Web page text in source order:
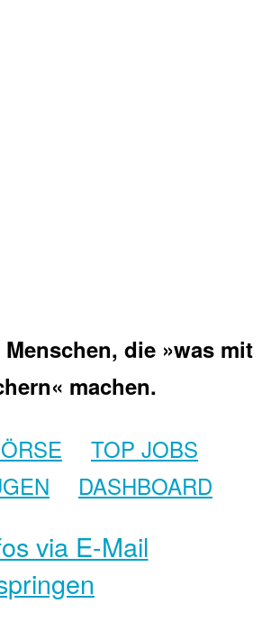
die »was mit
machen.
TOP JOBS
DASHBOARD
via E-Mail